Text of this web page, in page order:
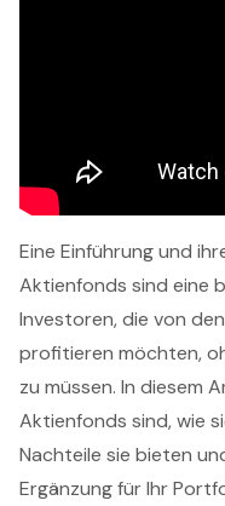
Eine Einführung und
Aktienfonds sind eine
Investoren, die von
profitieren möchten,
zu müssen. In diesem
Aktienfonds sind, wie
Nachteile sie bieten
Ergänzung für Ihr